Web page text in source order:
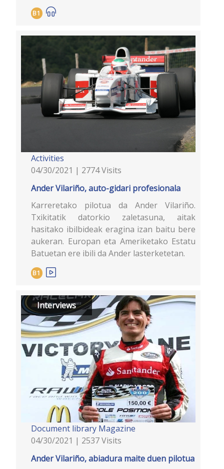
B1
Activities
04/30/2021 | 2774 Visits
Ander Vilariño, auto-gidari profesionala
Karreretako pilotua da Ander Vilariño.
Txikitatik datorkio zaletasuna, aitak
hasitako ibilbideak eragina izan baitu bere
aukeran. Europan eta Ameriketako Estatu
Batuetan ere ibili da Ander lasterketetan.
B1
Interviews
Document library Magazine
04/30/2021 | 2537 Visits
Ander Vilariño, abiadura maite duen pilotua